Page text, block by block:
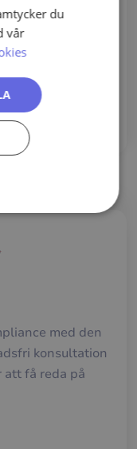
med den
konsultation
att få reda på
PORTUGUESE
du
vår
Inriktning